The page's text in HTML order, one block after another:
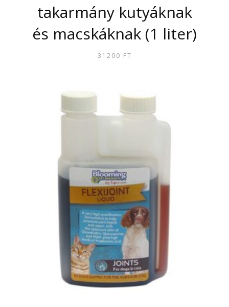
takarmány kutyáknak
és macskáknak (1 liter)
31200 FT